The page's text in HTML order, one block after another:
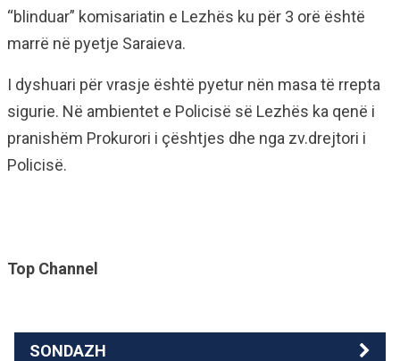
“blinduar” komisariatin e Lezhës ku për 3 orë është
marrë në pyetje Saraieva.
I dyshuari për vrasje është pyetur nën masa të rrepta
sigurie. Në ambientet e Policisë së Lezhës ka qenë i
pranishëm Prokurori i çështjes dhe nga zv.drejtori i
Policisë.
Top Channel
SONDAZH